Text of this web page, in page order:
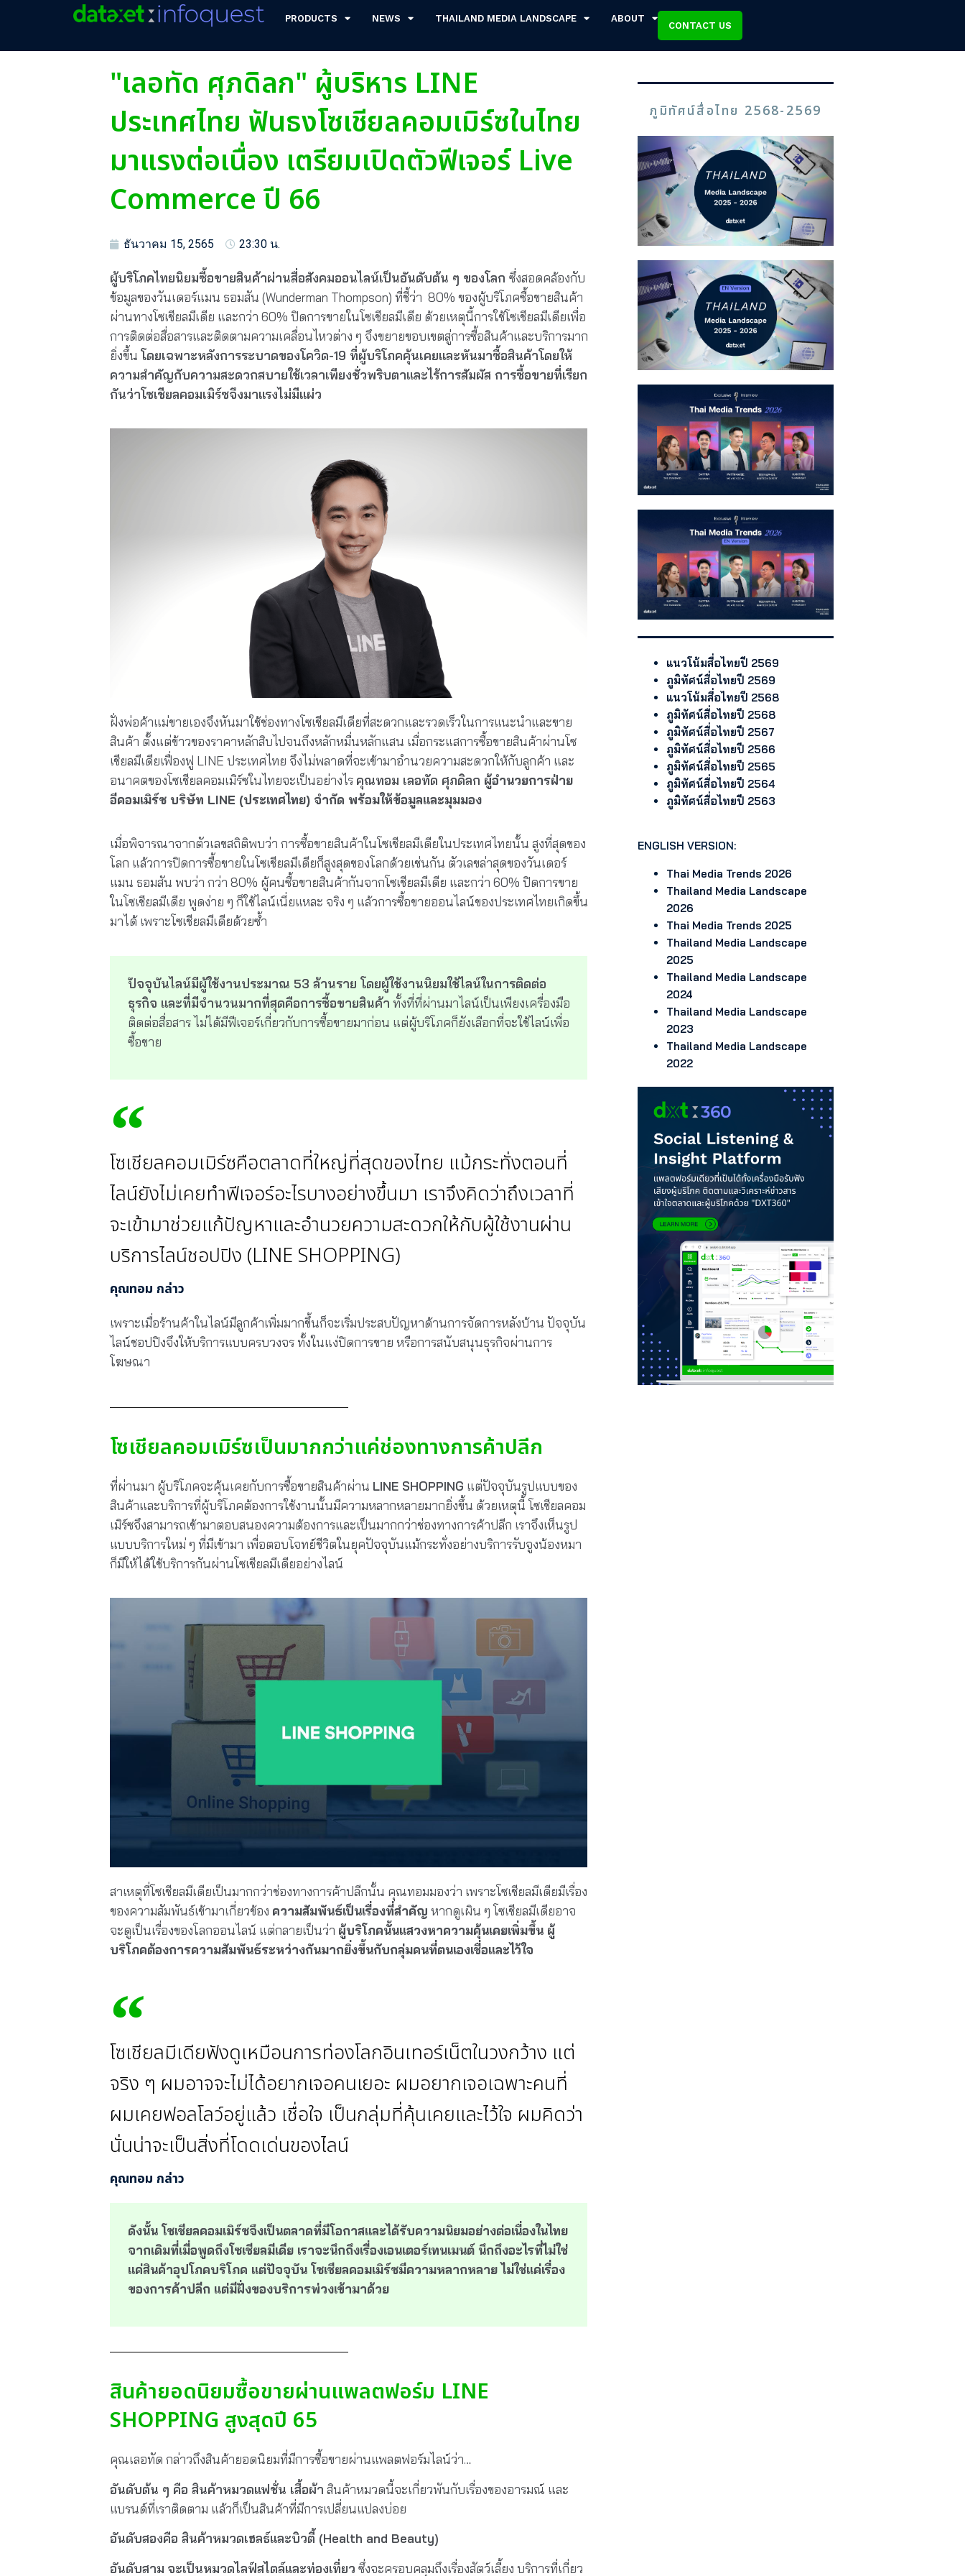
PRODUCTS NEWS THAILAND MEDIA LANDSCAPE ABOUT
CONTACT US
"เลอทัด ศุภดิลก" ผู้บริหาร LINE
ประเทศไทย ฟันธงโซเชียลคอมเมิร์ซในไทย
มาแรงต่อเนื่อง เตรียมเปิดตัวฟีเจอร์ Live
Commerce ปี 66
ธันวาคม 15, 2565 23:30 น.
ผู้บริโภคไทยนิยมซื้อขายสินค้าผ่านสื่อสังคมออนไลน์เป็นอันดับต้น ๆ ของโลก ซึ่งสอดคล้องกับ
ข้อมูลของวันเดอร์แมน ธอมสัน (Wunderman Thompson) ที่ชี้ว่า 80% ของผู้บริโภคซื้อขายสินค้า
ผ่านทางโซเชียลมีเดีย และกว่า 60% ปิดการขายในโซเชียลมีเดีย ด้วยเหตุนี้การใช้โซเชียลมีเดียเพื่อ
การติดต่อสื่อสารและติดตามความเคลื่อนไหวต่าง ๆ จึงขยายขอบเขตสู่การซื้อสินค้าและบริการมาก
ยิ่งขึ้น โดยเฉพาะหลังการระบาดของโควิด-19 ที่ผู้บริโภคคุ้นเคยและหันมาซื้อสินค้าโดยให้
ความสำคัญกับความสะดวกสบายใช้เวลาเพียงชั่วพริบตาและไร้การสัมผัส การซื้อขายที่เรียก
กันว่าโซเชียลคอมเมิร์ซจึงมาแรงไม่มีแผ่ว
ฝั่งพ่อค้าแม่ขายเองจึงหันมาใช้ช่องทางโซเชียลมีเดียที่สะดวกและรวดเร็วในการแนะนำและขาย
สินค้า ตั้งแต่ข้าวของราคาหลักสิบไปจนถึงหลักหมื่นหลักแสน เมื่อกระแสการซื้อขายสินค้าผ่านโซ
เชียลมีเดียเฟื่องฟู LINE ประเทศไทย จึงไม่พลาดที่จะเข้ามาอำนวยความสะดวกให้กับลูกค้า และ
อนาคตของโซเชียลคอมเมิร์ซในไทยจะเป็นอย่างไร คุณทอม เลอทัด ศุภดิลก ผู้อำนวยการฝ่าย
อีคอมเมิร์ซ บริษัท LINE (ประเทศไทย) จำกัด พร้อมให้ข้อมูลและมุมมอง
เมื่อพิจารณาจากตัวเลขสถิติพบว่า การซื้อขายสินค้าในโซเชียลมีเดียในประเทศไทยนั้น สูงที่สุดของ
โลก แล้วการปิดการซื้อขายในโซเชียลมีเดียก็สูงสุดของโลกด้วยเช่นกัน ตัวเลขล่าสุดของวันเดอร์
แมน ธอมสัน พบว่า กว่า 80% ผู้คนซื้อขายสินค้ากันจากโซเชียลมีเดีย และกว่า 60% ปิดการขาย
ในโซเชียลมีเดีย พูดง่าย ๆ ก็ใช้ไลน์เนี่ยแหละ จริง ๆ แล้วการซื้อขายออนไลน์ของประเทศไทยเกิดขึ้น
มาได้ เพราะโซเชียลมีเดียด้วยซ้ำ
ปัจจุบันไลน์มีผู้ใช้งานประมาณ 53 ล้านราย โดยผู้ใช้งานนิยมใช้ไลน์ในการติดต่อ
ธุรกิจ และที่มีจำนวนมากที่สุดคือการซื้อขายสินค้า ทั้งที่ที่ผ่านมาไลน์เป็นเพียงเครื่องมือ
ติดต่อสื่อสาร ไม่ได้มีฟีเจอร์เกี่ยวกับการซื้อขายมาก่อน แต่ผู้บริโภคก็ยังเลือกที่จะใช้ไลน์เพื่อ
ซื้อขาย
โซเชียลคอมเมิร์ซคือตลาดที่ใหญ่ที่สุดของไทย แม้กระทั่งตอนที่
ไลน์ยังไม่เคยทำฟีเจอร์อะไรบางอย่างขึ้นมา เราจึงคิดว่าถึงเวลาที่
จะเข้ามาช่วยแก้ปัญหาและอำนวยความสะดวกให้กับผู้ใช้งานผ่าน
บริการไลน์ชอปปิง (LINE SHOPPING)
คุณทอม กล่าว
เพราะเมื่อร้านค้าในไลน์มีลูกค้าเพิ่มมากขึ้นก็จะเริ่มประสบปัญหาด้านการจัดการหลังบ้าน ปัจจุบัน
ไลน์ชอปปิงจึงให้บริการแบบครบวงจร ทั้งในแง่ปิดการขาย หรือการสนับสนุนธุรกิจผ่านการ
โฆษณา
โซเชียลคอมเมิร์ซเป็นมากกว่าแค่ช่องทางการค้าปลีก
ที่ผ่านมา ผู้บริโภคจะคุ้นเคยกับการซื้อขายสินค้าผ่าน LINE SHOPPING แต่ปัจจุบันรูปแบบของ
สินค้าและบริการที่ผู้บริโภคต้องการใช้งานนั้นมีความหลากหลายมากยิ่งขึ้น ด้วยเหตุนี้ โซเชียลคอม
เมิร์ซจึงสามารถเข้ามาตอบสนองความต้องการและเป็นมากกว่าช่องทางการค้าปลีก เราจึงเห็นรูป
แบบบริการใหม่ ๆ ที่มีเข้ามา เพื่อตอบโจทย์ชีวิตในยุคปัจจุบันแม้กระทั่งอย่างบริการรับจูงน้องหมา
ก็มีให้ได้ใช้บริการกันผ่านโซเชียลมีเดียอย่างไลน์
สาเหตุที่โซเชียลมีเดียเป็นมากกว่าช่องทางการค้าปลีกนั้น คุณทอมมองว่า เพราะโซเชียลมีเดียมีเรื่อง
ของความสัมพันธ์เข้ามาเกี่ยวข้อง ความสัมพันธ์เป็นเรื่องที่สำคัญ หากดูเผิน ๆ โซเชียลมีเดียอาจ
จะดูเป็นเรื่องของโลกออนไลน์ แต่กลายเป็นว่า ผู้บริโภคนั้นแสวงหาความคุ้นเคยเพิ่มขึ้น ผู้
บริโภคต้องการความสัมพันธ์ระหว่างกันมากยิ่งขึ้นกับกลุ่มคนที่ตนเองเชื่อและไว้ใจ
โซเชียลมีเดียฟังดูเหมือนการท่องโลกอินเทอร์เน็ตในวงกว้าง แต่
จริง ๆ ผมอาจจะไม่ได้อยากเจอคนเยอะ ผมอยากเจอเฉพาะคนที่
ผมเคยฟอลโลว์อยู่แล้ว เชื่อใจ เป็นกลุ่มที่คุ้นเคยและไว้ใจ ผมคิดว่า
นั่นน่าจะเป็นสิ่งที่โดดเด่นของไลน์
คุณทอม กล่าว
ดังนั้น โซเชียลคอมเมิร์ซจึงเป็นตลาดที่มีโอกาสและได้รับความนิยมอย่างต่อเนื่องในไทย
จากเดิมที่เมื่อพูดถึงโซเชียลมีเดีย เราจะนึกถึงเรื่องเอนเตอร์เทนเมนต์ นึกถึงอะไรที่ไม่ใช่
แค่สินค้าอุปโภคบริโภค แต่ปัจจุบัน โซเชียลคอมเมิร์ซมีความหลากหลาย ไม่ใช่แค่เรื่อง
ของการค้าปลีก แต่มีฝั่งของบริการพ่วงเข้ามาด้วย
สินค้ายอดนิยมซื้อขายผ่านแพลตฟอร์ม LINE
SHOPPING สูงสุดปี 65
คุณเลอทัด กล่าวถึงสินค้ายอดนิยมที่มีการซื้อขายผ่านแพลตฟอร์มไลน์ว่า…
อันดับต้น ๆ คือ สินค้าหมวดแฟชั่น เสื้อผ้า สินค้าหมวดนี้จะเกี่ยวพันกับเรื่องของอารมณ์ และ
แบรนด์ที่เราติดตาม แล้วก็เป็นสินค้าที่มีการเปลี่ยนแปลงบ่อย
อันดับสองคือ สินค้าหมวดเฮลธ์และบิวตี้ (Health and Beauty)
อันดับสาม จะเป็นหมวดไลฟ์สไตล์และท่องเที่ยว ซึ่งจะครอบคลุมถึงเรื่องสัตว์เลี้ยง บริการที่เกี่ยว
ภูมิทัศน์สื่อไทย 2568-2569
แนวโน้มสื่อไทยปี 2569
ภูมิทัศน์สื่อไทยปี 2569
แนวโน้มสื่อไทยปี 2568
ภูมิทัศน์สื่อไทยปี 2568
ภูมิทัศน์สื่อไทยปี 2567
ภูมิทัศน์สื่อไทยปี 2566
ภูมิทัศน์สื่อไทยปี 2565
ภูมิทัศน์สื่อไทยปี 2564
ภูมิทัศน์สื่อไทยปี 2563
ENGLISH VERSION:
Thai Media Trends 2026
Thailand Media Landscape
2026
Thai Media Trends 2025
Thailand Media Landscape
2025
Thailand Media Landscape
2024
Thailand Media Landscape
2023
Thailand Media Landscape
2022